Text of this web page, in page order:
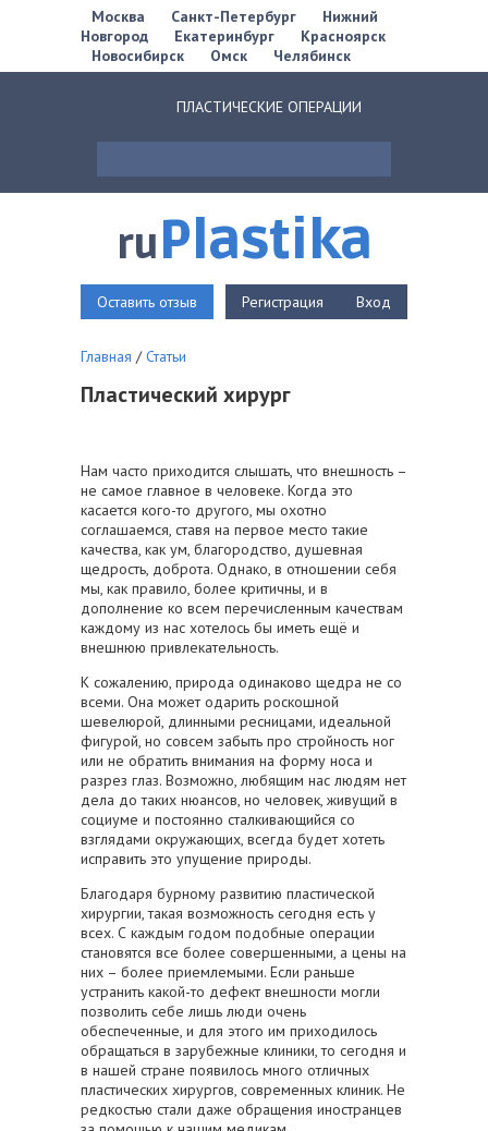
Москва Санкт-Петербург
Нижний
Новгород
Екатеринбург
Красноярск
Новосибирск
Омск Челябинск
ПЛАСТИЧЕСКИЕ ОПЕРАЦИИ
ruPlastika
Оставить отзыв Регистрация Вход
Главная / Статьи
Пластический хирург
Нам часто приходится слышать, что внешность –
не самое главное в человеке. Когда это
касается кого-то другого, мы охотно
соглашаемся, ставя на первое место такие
качества, как ум, благородство, душевная
щедрость, доброта. Однако, в отношении себя
мы, как правило, более критичны, и в
дополнение ко всем перечисленным качествам
каждому из нас хотелось бы иметь ещё и
внешнюю привлекательность.
К сожалению, природа одинаково щедра не со
всеми. Она может одарить роскошной
шевелюрой, длинными ресницами, идеальной
фигурой, но совсем забыть про стройность ног
или не обратить внимания на форму носа и
разрез глаз. Возможно, любящим нас людям нет
дела до таких нюансов, но человек, живущий в
социуме и постоянно сталкивающийся со
взглядами окружающих, всегда будет хотеть
исправить это упущение природы.
Благодаря бурному развитию пластической
хирургии, такая возможность сегодня есть у
всех. С каждым годом подобные операции
становятся все более совершенными, а цены на
них – более приемлемыми. Если раньше
устранить какой-то дефект внешности могли
позволить себе лишь люди очень
обеспеченные, и для этого им приходилось
обращаться в зарубежные клиники, то сегодня и
в нашей стране появилось много отличных
пластических хирургов, современных клиник. Не
редкостью стали даже обращения иностранцев